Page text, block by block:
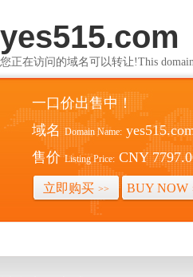
yes515.com
您正在访问的域名可以转让!This
一口价出售中！
域名 Domain Name:
售价 Listing Price: CNY
立即购买 >> BUY NOW